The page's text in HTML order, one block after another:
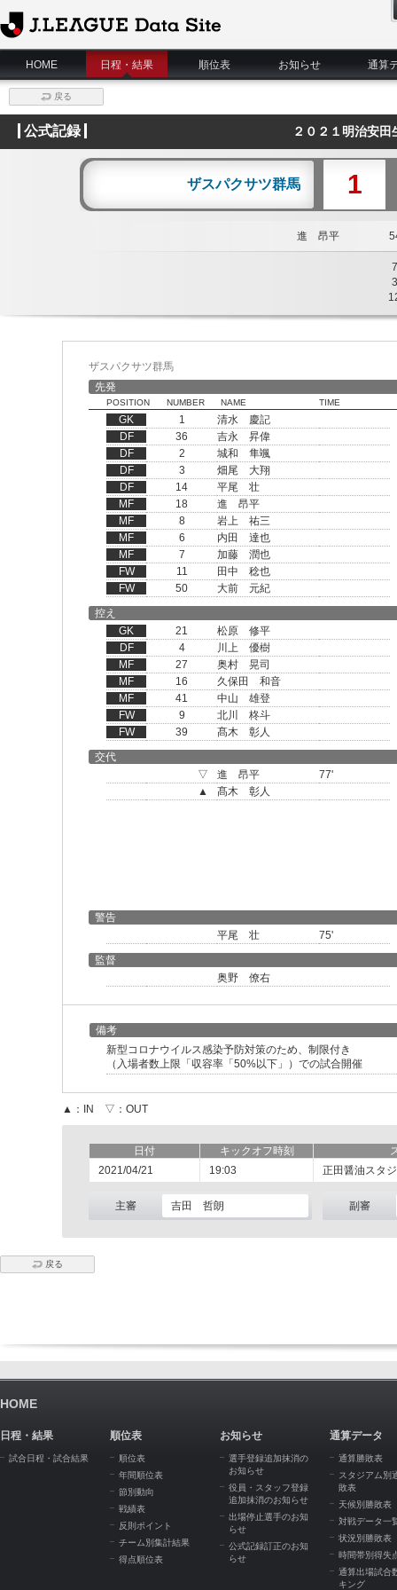
J.League Data Site
HOME
日程・結果 順位表 お知らせ 通算
戻る
公式記録 ２０２１明治安
ザスパクサツ群馬 1
進 昂平
7
3
ザスパクサツ群馬
先発
POSITION NUMBER NAME TIME
GK 1
清水 慶記
DF
36
吉永 昇偉
DF
2
城和 隼颯
DF
3
畑尾 大翔
DF
14
平尾 壮
MF
18
進 昂平
MF
8
岩上 祐三
MF
6
内田 達也
MF
7
加藤 潤也
FW
11
田中 稔也
FW
50
大前 元紀
控え
GK
21
松原 修平
DF
4
川上 優樹
MF
27
奥村 晃司
MF
16
久保田 和音
MF
41
中山 雄登
FW
9
北川 柊斗
FW
39
髙木 彰人
交代
▽
進 昂平
77'
▲
髙木 彰人
警告
平尾 壮
75'
監督
奥野 僚右
備考
新型コロナウイルス感染予防対策のため、制限付き
（入場者数上限「収容率「50%以下」）での試合開催
▲：IN ▽：OUT
日付 キックオフ時刻
2021/04/21
19:03 正田醤油スタ
主審 吉田 哲朗 副審
戻る
HOME
日程・結果
試合日程・試合結果
順位表
順位表
年間順位表
節別動向
戦績表
反則ポイント
チーム別集計結果
得点順位表
お知らせ
選手登録追加抹消の
お知らせ
役員・スタッフ登録
追加抹消のお知らせ
出場停止選手のお知
らせ
公式記録訂正のお知
らせ
通算データ
通算勝敗表
スタジアム別
敗表
天候別勝敗表
対戦データ一
状況別勝敗表
時間帯別得失
通算出場試合
キング